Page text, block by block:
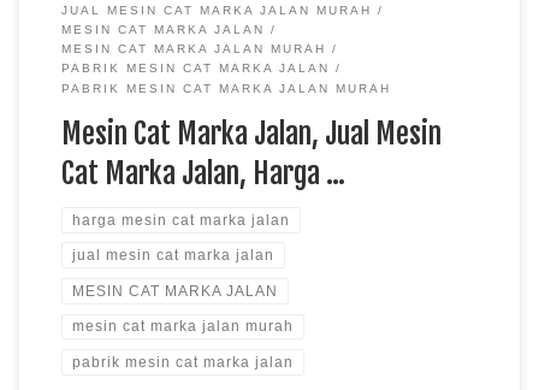
JUAL MESIN CAT MARKA JALAN MURAH
MESIN CAT MARKA JALAN
MESIN CAT MARKA JALAN MURAH
PABRIK MESIN CAT MARKA JALAN
PABRIK MESIN CAT MARKA JALAN MURAH
Mesin Cat Marka Jalan, Jual Mesin
Cat Marka Jalan, Harga …
harga mesin cat marka jalan
jual mesin cat marka jalan
MESIN CAT MARKA JALAN
mesin cat marka jalan murah
pabrik mesin cat marka jalan